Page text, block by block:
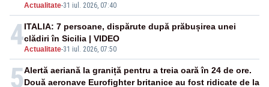
Actualitate-31 iul. 2026, 07:40
4Actualitate-31 iul. 2026, 07:50
ITALIA: 7 persoane, dispărute după prăbușirea unei
clădiri în Sicilia | VIDEO
5Alertă aeriană la graniță pentru a treia oară în 24 de ore.
Două aeronave Eurofighter britanice au fost ridicate de la